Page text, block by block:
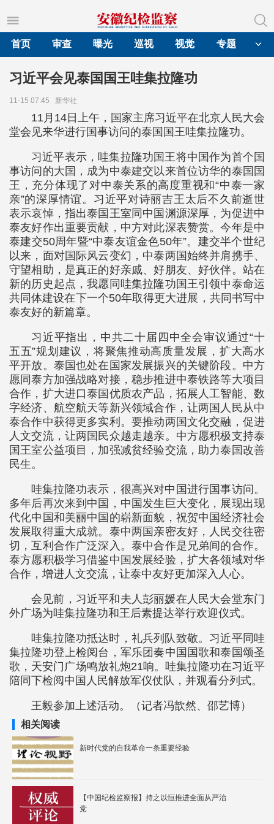
首页
审查 曝光 巡视 视觉 专题
习近平会见泰国国王哇集拉隆功
11-15 07:45 新华社
11月14日上午，国家主席习近平在北京人民大会
堂会见来华进行国事访问的泰国国王哇集拉隆功。
习近平表示，哇集拉隆功国王将中国作为首个国
事访问的大国，成为中泰建交以来首位访华的泰国国
王，充分体现了对中泰关系的高度重视和“中泰一家
亲”的深厚情谊。习近平对诗丽吉王太后不久前逝世
表示哀悼，指出泰国王室同中国渊源深厚，为促进中
泰友好作出重要贡献，中方对此深表赞赏。今年是中
泰建交50周年暨“中泰友谊金色50年”。建交半个世纪
以来，面对国际风云变幻，中泰两国始终并肩携手、
守望相助，是真正的好亲戚、好朋友、好伙伴。站在
新的历史起点，我愿同哇集拉隆功国王引领中泰命运
共同体建设在下一个50年取得更大进展，共同书写中
泰友好的新篇章。
习近平指出，中共二十届四中全会审议通过“十
五五”规划建议，将聚焦推动高质量发展，扩大高水
平开放。泰国也处在国家发展振兴的关键阶段。中方
愿同泰方加强战略对接，稳步推进中泰铁路等大项目
合作，扩大进口泰国优质农产品，拓展人工智能、数
字经济、航空航天等新兴领域合作，让两国人民从中
泰合作中获得更多实利。要推动两国文化交融，促进
人文交流，让两国民众越走越亲。中方愿积极支持泰
国王室公益项目，加强减贫经验交流，助力泰国改善
民生。
哇集拉隆功表示，很高兴对中国进行国事访问。
多年后再次来到中国，中国发生巨大变化，展现出现
代化中国和美丽中国的崭新面貌，祝贺中国经济社会
发展取得重大成就。泰中两国亲密友好，人民交往密
切，互利合作广泛深入。泰中合作是兄弟间的合作。
泰方愿积极学习借鉴中国发展经验，扩大各领域对华
合作，增进人文交流，让泰中友好更加深入人心。
会见前，习近平和夫人彭丽媛在人民大会堂东门
外广场为哇集拉隆功和王后素提达举行欢迎仪式。
哇集拉隆功抵达时，礼兵列队致敬。习近平同哇
集拉隆功登上检阅台，军乐团奏中国国歌和泰国颂圣
歌，天安门广场鸣放礼炮21响。哇集拉隆功在习近平
陪同下检阅中国人民解放军仪仗队，并观看分列式。
王毅参加上述活动。（记者冯歆然、邵艺博）
相关阅读
新时代党的自我革命一条重要经验
【中国纪检监察报】持之以恒推进全面从严治
党